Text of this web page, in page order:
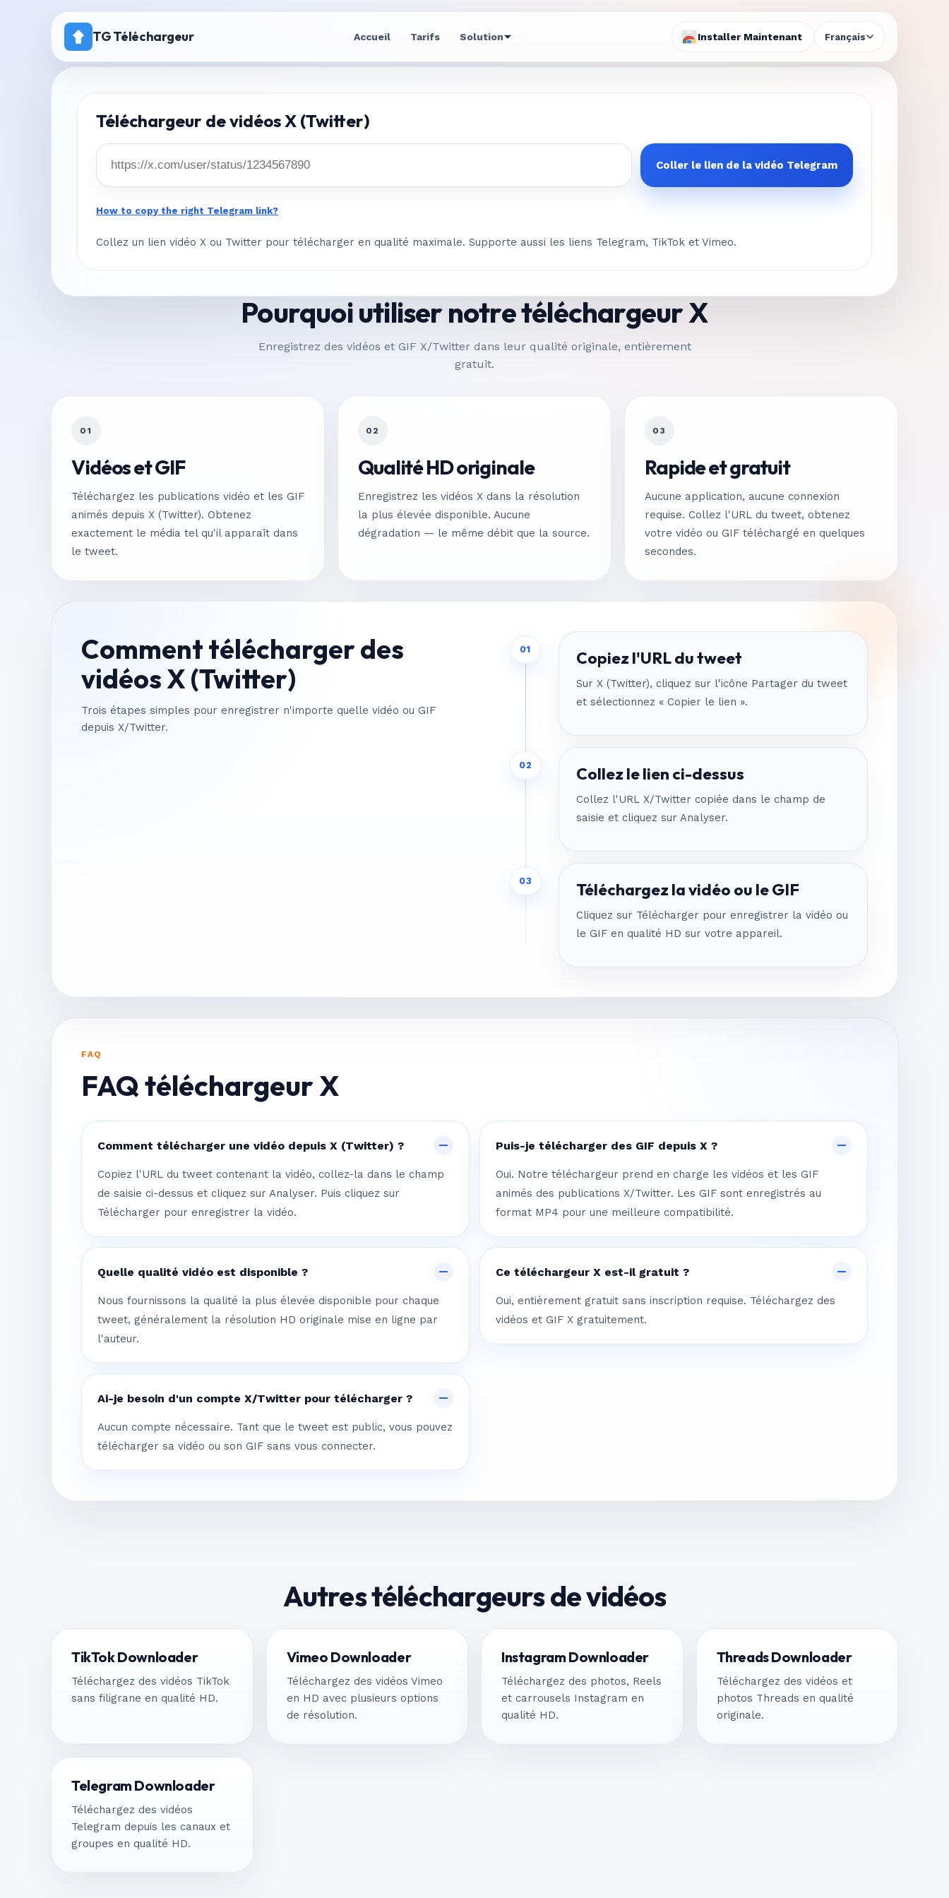
TG Téléchargeur Accueil Tarifs Solution Installer Maintenant Français
Canal avec téléchargement désactivé
Téléchargeur de vidéos X (Twitter)
Coller le lien de la vidéo Telegram
How to copy the right Telegram link?
Collez un lien vidéo X ou Twitter pour télécharger en qualité maximale. Supporte aussi les liens Telegram, TikTok et Vimeo.
Pourquoi utiliser notre téléchargeur X
Enregistrez des vidéos et GIF X/Twitter dans leur qualité originale, entièrement
gratuit.
01
Vidéos et GIF
Téléchargez les publications vidéo et les GIF
animés depuis X (Twitter). Obtenez
exactement le média tel qu'il apparaît dans
le tweet.
02
Qualité HD originale
Enregistrez les vidéos X dans la résolution
la plus élevée disponible. Aucune
dégradation — le même débit que la source.
03
Rapide et gratuit
Aucune application, aucune connexion
requise. Collez l'URL du tweet, obtenez
votre vidéo ou GIF téléchargé en quelques
secondes.
Comment télécharger des
vidéos X (Twitter)
Trois étapes simples pour enregistrer n'importe quelle vidéo ou GIF
depuis X/Twitter.
01 Copiez l'URL du tweet
Sur X (Twitter), cliquez sur l'icône Partager du tweet
et sélectionnez « Copier le lien ».
02 Collez le lien ci-dessus
Collez l'URL X/Twitter copiée dans le champ de
saisie et cliquez sur Analyser.
03 Téléchargez la vidéo ou le GIF
Cliquez sur Télécharger pour enregistrer la vidéo ou
le GIF en qualité HD sur votre appareil.
FAQ
FAQ téléchargeur X
Comment télécharger une vidéo depuis X (Twitter) ?
Copiez l'URL du tweet contenant la vidéo, collez-la dans le champ
de saisie ci-dessus et cliquez sur Analyser. Puis cliquez sur
Télécharger pour enregistrer la vidéo.
Puis-je télécharger des GIF depuis X ?
Oui. Notre téléchargeur prend en charge les vidéos et les GIF
animés des publications X/Twitter. Les GIF sont enregistrés au
format MP4 pour une meilleure compatibilité.
Quelle qualité vidéo est disponible ?
Nous fournissons la qualité la plus élevée disponible pour chaque
tweet, généralement la résolution HD originale mise en ligne par
l'auteur.
Ce téléchargeur X est-il gratuit ?
Oui, entièrement gratuit sans inscription requise. Téléchargez des
vidéos et GIF X gratuitement.
Ai-je besoin d'un compte X/Twitter pour télécharger ?
Aucun compte nécessaire. Tant que le tweet est public, vous pouvez
télécharger sa vidéo ou son GIF sans vous connecter.
Autres téléchargeurs de vidéos
TikTok Downloader
Téléchargez des vidéos TikTok
sans filigrane en qualité HD.
Vimeo Downloader
Téléchargez des vidéos Vimeo
en HD avec plusieurs options
de résolution.
Instagram Downloader
Téléchargez des photos, Reels
et carrousels Instagram en
qualité HD.
Threads Downloader
Téléchargez des vidéos et
photos Threads en qualité
originale.
Telegram Downloader
Téléchargez des vidéos
Telegram depuis les canaux et
groupes en qualité HD.